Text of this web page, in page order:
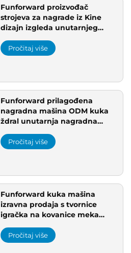
Funforward proizvođač
strojeva za nagrade iz Kine
dizajn izgleda unutarnjeg
ASTM igralište SAD
Pročitaj više
Funforward prilagođena
nagradna mašina ODM kuka
ždral unutarnja nagradna
Pročitaj više
Funforward kuka mašina
izravna prodaja s tvornice
igračka na kovanice meka
veleprodaja dobavljač
Pročitaj više